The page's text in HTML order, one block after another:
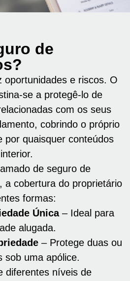
de
oportunidades e riscos. O
se a protegê-lo de
com os seus
cobrindo o próprio
por quaisquer conteúdos
de seguro de
a cobertura do proprietário
formas:
Única– Ideal para
alugada.
– Protege duas ou
sob uma apólice.
diferentes níveis de